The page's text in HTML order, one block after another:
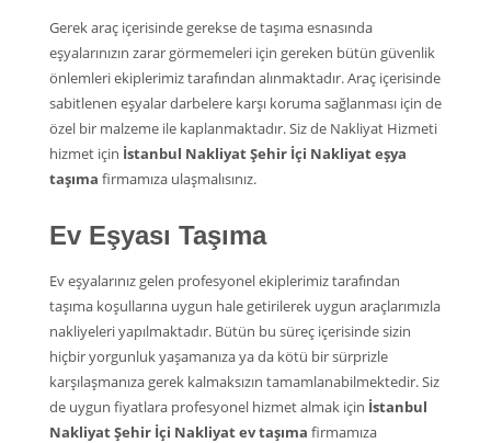
Gerek araç içerisinde gerekse de taşıma esnasında
eşyalarınızın zarar görmemeleri için gereken bütün güvenlik
önlemleri ekiplerimiz tarafından alınmaktadır. Araç içerisinde
sabitlenen eşyalar darbelere karşı koruma sağlanması için de
özel bir malzeme ile kaplanmaktadır. Siz de Nakliyat Hizmeti
hizmet için İstanbul Nakliyat Şehir İçi Nakliyat eşya
taşıma firmamıza ulaşmalısınız.
Ev Eşyası Taşıma
Ev eşyalarınız gelen profesyonel ekiplerimiz tarafından
taşıma koşullarına uygun hale getirilerek uygun araçlarımızla
nakliyeleri yapılmaktadır. Bütün bu süreç içerisinde sizin
hiçbir yorgunluk yaşamanıza ya da kötü bir sürprizle
karşılaşmanıza gerek kalmaksızın tamamlanabilmektedir. Siz
de uygun fiyatlara profesyonel hizmet almak için İstanbul
Nakliyat Şehir İçi Nakliyat ev taşıma firmamıza